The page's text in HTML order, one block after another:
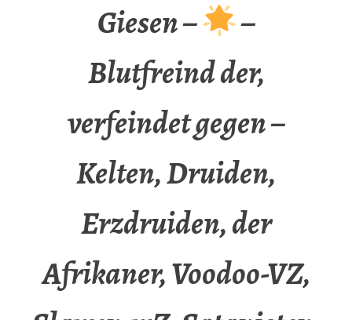
Giesen –
–
Blutfreind der,
verfeindet gegen –
Kelten, Druiden,
Erzdruiden, der
Afrikaner, Voodoo-VZ,